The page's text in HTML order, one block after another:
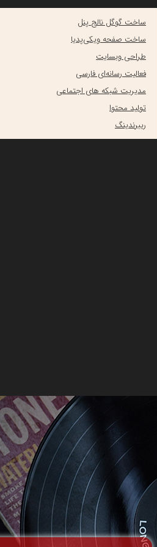
ساخت گوگل نالج پنل
ساخت صفحه ویکی‌پدیا
طراحی وبسایت
فعالیت رسانه‌ای فارسی
مدیریت شبکه‌ های اجتماعی
تولید محتوا
ریبرندینگ